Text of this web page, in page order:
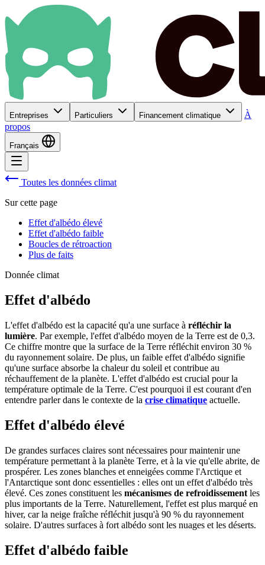
Entreprises Particuliers Financement climatique
À
propos
Français
Toutes les données climat
Sur cette page
Effet d'albédo élevé
Effet d'albédo faible
Boucles de rétroaction
Plus de faits
Donnée climat
Effet d'albédo
L'effet d'albédo est la capacité qu'a une surface à réfléchir la
lumière. Par exemple, l'effet d'albédo moyen de la Terre est de 0,3.
Ce chiffre montre que la surface de la Terre réfléchit environ 30 %
du rayonnement solaire. De plus, un faible effet d'albédo signifie
qu'une surface absorbe la chaleur du soleil et contribue au
réchauffement de la planète. L'effet d'albédo est crucial pour la
température optimale de la Terre. C'est pourquoi il est courant d'en
entendre parler dans le contexte de la crise climatique actuelle.
Effet d'albédo élevé
De grandes surfaces claires sont nécessaires pour maintenir une
température permettant à la planète Terre, et à la vie qu'elle abrite, de
prospérer. Les zones blanches et enneigées comme l'Arctique et
l'Antarctique sont donc essentielles : elles ont un effet d'albédo très
élevé. Ces zones constituent les mécanismes de refroidissement les
plus importants de la Terre. Naturellement, l'effet est plus marqué en
hiver, car la neige fraîche réfléchit jusqu'à 90 % du rayonnement
solaire. D'autres surfaces à fort albédo sont les nuages et les déserts.
Effet d'albédo faible